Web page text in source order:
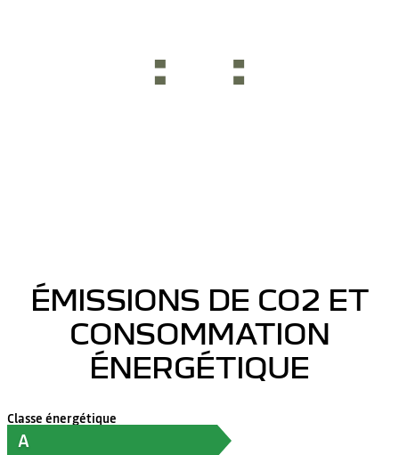
ÉMISSIONS DE CO2 ET
CONSOMMATION
ÉNERGÉTIQUE
Classe énergétique
A